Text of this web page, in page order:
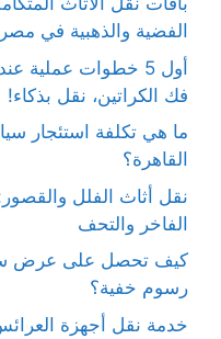
الفضية والذهبية في مصر
أول 5 خطوات عملية
فك الكراتين، نقل بذكاء!
ما هي تكلفة استئجار
القاهرة؟
نقل أثاث الفلل
الفاخر والتحف
كيف تحصل على عرض
رسوم خفية؟
خدمة نقل أجهزة